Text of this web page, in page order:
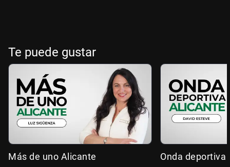
Te puede gustar
Más de uno Alicante Onda deportiva